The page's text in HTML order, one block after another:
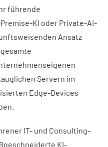
führende
KI oder Private-AI-
Ansatz
Servern im
Edge-Devices
IT- und Consulting-
KI-